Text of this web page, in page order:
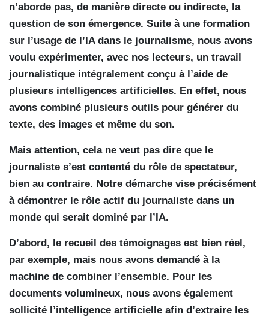
n’aborde pas, de manière directe ou indirecte, la
question de son émergence. Suite à une formation
sur l’usage de l’IA dans le journalisme, nous avons
voulu expérimenter, avec nos lecteurs, un travail
journalistique intégralement conçu à l’aide de
plusieurs intelligences artificielles. En effet, nous
avons combiné plusieurs outils pour générer du
texte, des images et même du son.
Mais attention, cela ne veut pas dire que le
journaliste s’est contenté du rôle de spectateur,
bien au contraire. Notre démarche vise précisément
à démontrer le rôle actif du journaliste dans un
monde qui serait dominé par l’IA.
D’abord, le recueil des témoignages est bien réel,
par exemple, mais nous avons demandé à la
machine de combiner l’ensemble. Pour les
documents volumineux, nous avons également
sollicité l’intelligence artificielle afin d’extraire les